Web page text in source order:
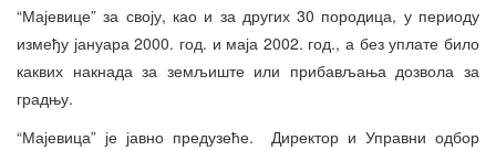
“Мајевице” за своју, као и за других 30 породица, у периоду
између јануара 2000. год. и маја 2002. год., а без уплате било
каквих накнада за земљиште или прибављања дозвола за
градњу.
“Мајевица” је јавно предузеће. Директор и Управни одбор